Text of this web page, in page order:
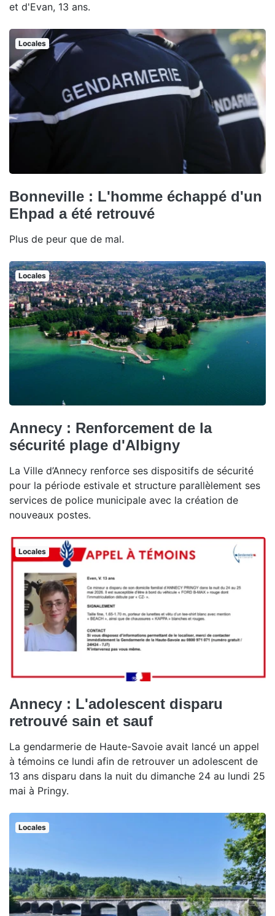
et d'Evan, 13 ans.
Locales
Bonneville : L'homme échappé d'un
Ehpad a été retrouvé
Plus de peur que de mal.
Locales
Annecy : Renforcement de la
sécurité plage d'Albigny
La Ville d’Annecy renforce ses dispositifs de sécurité
pour la période estivale et structure parallèlement ses
services de police municipale avec la création de
nouveaux postes.
Locales
Annecy : L'adolescent disparu
retrouvé sain et sauf
La gendarmerie de Haute-Savoie avait lancé un appel
à témoins ce lundi afin de retrouver un adolescent de
13 ans disparu dans la nuit du dimanche 24 au lundi 25
mai à Pringy.
Locales